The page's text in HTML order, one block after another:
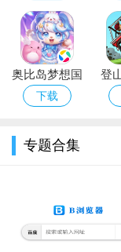
每天养花种菜，喂养
社交玩法，让玩家还
派对，为生活增添惊
摩尔庄园手游雷
好记忆；
3、集合养成、
重温最经典；
下载2026最新
版
奥比岛梦想国
度手游最新版
下载
登
服
专题合集